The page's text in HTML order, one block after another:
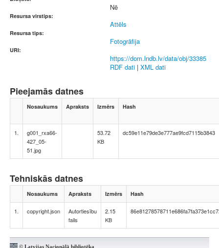
Nē
Resursa virstips:
Attēls
Resursa tips:
Fotogrāfija
URI:
https://dom.lndb.lv/data/obj/33385
RDF dati | XML dati
Pieejamās datnes
Nosaukums Apraksts Izmērs Hash
1.
g001_rxa66-
427_05-
51.jpg
53.72
KB
dc59e11e79de3e777ae9fcd7115b3843
Tehniskās datnes
Nosaukums Apraksts Izmērs Hash
1. copyright.json
Autortiesību
fails
2.15
KB
© Latvijas Nacionālā bibliotēka